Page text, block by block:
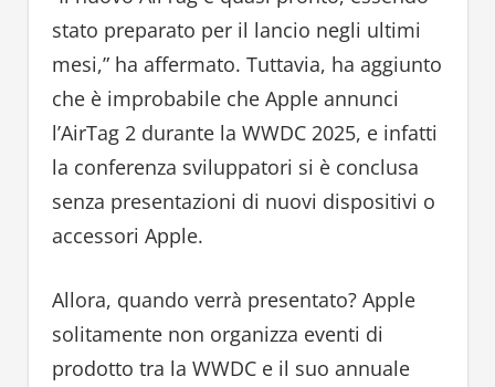
stato preparato per il lancio negli ultimi
mesi,” ha affermato. Tuttavia, ha aggiunto
che è improbabile che Apple annunci
l’AirTag 2 durante la WWDC 2025, e infatti
la conferenza sviluppatori si è conclusa
senza presentazioni di nuovi dispositivi o
accessori Apple.
Allora, quando verrà presentato? Apple
solitamente non organizza eventi di
prodotto tra la WWDC e il suo annuale